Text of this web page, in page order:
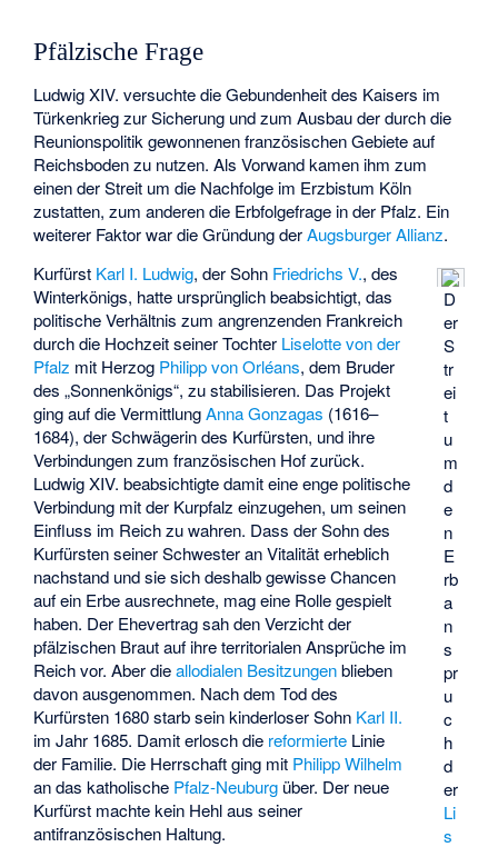
Pfälzische Frage
Ludwig XIV. versuchte die Gebundenheit des Kaisers im
Türkenkrieg zur Sicherung und zum Ausbau der durch die
Reunionspolitik gewonnenen französischen Gebiete auf
Reichsboden zu nutzen. Als Vorwand kamen ihm zum
einen der Streit um die Nachfolge im Erzbistum Köln
zustatten, zum anderen die Erbfolgefrage in der Pfalz. Ein
weiterer Faktor war die Gründung derAugsburger Allianz.
D
er
S
tr
ei
t
u
m
d
e
n
E
rb
a
n
s
pr
u
c
h
d
er
Li
s
Kurfürst Karl I. Ludwig, der Sohn Friedrichs V., des
Winterkönigs, hatte ursprünglich beabsichtigt, das
politische Verhältnis zum angrenzenden Frankreich
durch die Hochzeit seiner Tochter Liselotte von der
Pfalz mit Herzog Philipp von Orléans, dem Bruder
des „Sonnenkönigs“, zu stabilisieren. Das Projekt
ging auf die VermittlungAnna Gonzagas (1616–
1684), der Schwägerin des Kurfürsten, und ihre
Verbindungen zum französischen Hof zurück.
Ludwig XIV. beabsichtigte damit eine enge politische
Verbindung mit der Kurpfalz einzugehen, um seinen
Einfluss im Reich zu wahren. Dass der Sohn des
Kurfürsten seiner Schwester an Vitalität erheblich
nachstand und sie sich deshalb gewisse Chancen
auf ein Erbe ausrechnete, mag eine Rolle gespielt
haben. Der Ehevertrag sah den Verzicht der
pfälzischen Braut auf ihre territorialen Ansprüche im
Reich vor. Aber dieallodialen Besitzungenblieben
davon ausgenommen. Nach dem Tod des
Kurfürsten 1680 starb sein kinderloser Sohn Karl II.
im Jahr 1685. Damit erlosch die reformierte Linie
der Familie. Die Herrschaft ging mit Philipp Wilhelm
an das katholische Pfalz-Neuburg über. Der neue
Kurfürst machte kein Hehl aus seiner
antifranzösischen Haltung.